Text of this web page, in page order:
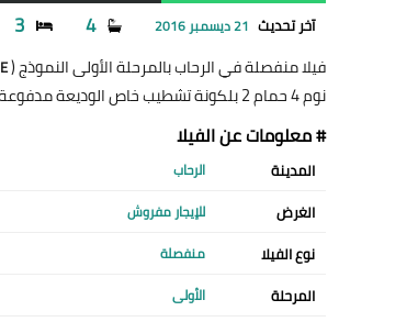
آخر تحديث 21 ديسمبر 2016 4
3
فيلا منفصلة في الرحاب بالمرحلة الأولى النموذج (E
نوم 4 حمام 2 بلكونة تشطيب خاص الوديعة مدفوعة للإيجار مفروش 80,000 جنيه و + + + اول سكن + ديكورات-رخام-شاشاتLCD +
# معلومات عن الفيلا
المدينة الرحاب
الغرض للإيجار مفروش
نوع الفيلا منفصلة
المرحلة الأولى